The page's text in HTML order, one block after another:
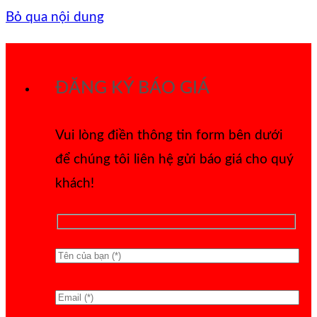
Bỏ qua nội dung
ĐĂNG KÝ BÁO GIÁ
Vui lòng điền thông tin form bên dưới
để chúng tôi liên hệ gửi báo giá cho quý
khách!